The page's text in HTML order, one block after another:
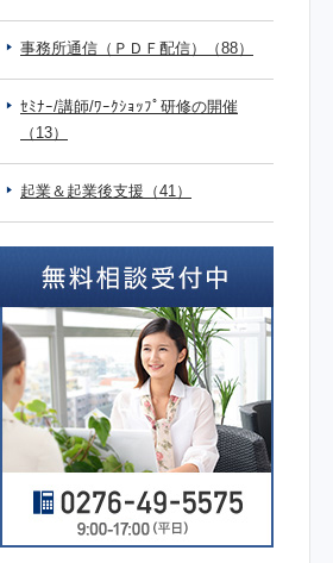
事務所通信（ＰＤＦ配信）（88）
ｾﾐﾅｰ/講師/ﾜｰｸｼｮｯﾌﾟ研修の開催
（13）
起業＆起業後支援（41）